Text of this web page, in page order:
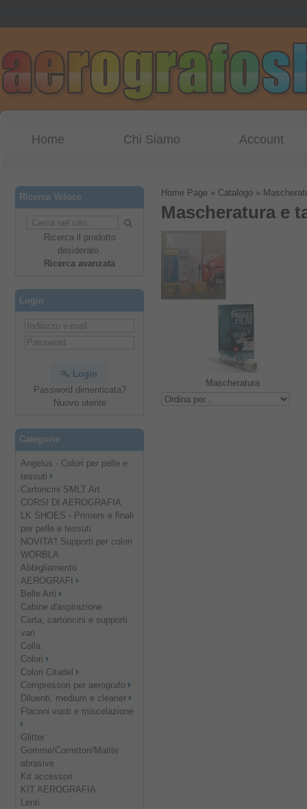
Home Chi Siamo Account
Ricerca Veloce
Ricerca il prodotto
desiderato.
Ricerca avanzata
Login
Login
Password dimenticata?
Nuovo utente
Categorie
Angelus - Colori per pelle e
tessuti
Cartoncini SMLT Art
CORSI DI AEROGRAFIA
LK SHOES - Primers e finali
per pelle e tessuti
NOVITA'! Supporti per colori
WORBLA
Abbigliamento
AEROGRAFI
Belle Arti
Cabine d'aspirazione
Carta, cartoncini e supporti
vari
Colla
Colori
Colori Citadel
Compressori per aerografo
Diluenti, medium e cleaner
Flaconi vuoti e miscelazione
Glitter
Gomme/Correttori/Matite
abrasive
Kit accessori
KIT AEROGRAFIA
Lenti
Home Page» Catalogo»
Mascheratura e
Mascheratura